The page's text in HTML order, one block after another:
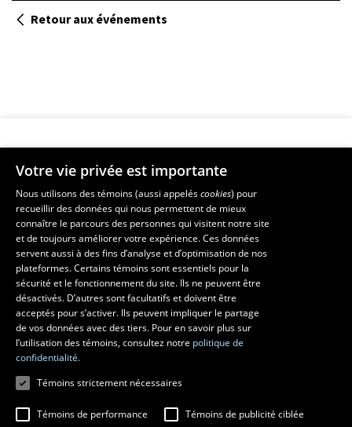
Retour aux événements
Faculté de musique
Pavillon Louis-Jacques-Casault
1055, avenue du Séminaire, Québec (Québec)  G1V 0A6
Téléphone: 418 656-7061
Suivez-nous sur Facebook
Suivez-nous sur YouTube
Votre vie privée est importante
Nous utilisons des témoins (aussi appeléscookies) pour
recueillir des données qui nous permettent de mieux
connaître le parcours des personnes qui visitent notre site
et de toujours améliorer votre expérience. Ces données
servent aussi à des fins d’analyse et d’optimisation de nos
plateformes. Certains témoins sont essentiels pour la
sécurité et le fonctionnement du site. Ils ne peuvent être
désactivés. D’autres sont facultatifs et doivent être
acceptés pour s’activer. Ils peuvent impliquer le partage
de vos données avec des tiers. Pour en savoir plus sur
l’utilisation des témoins, consultez notre politique de
confidentialité.
Témoins strictement nécessaires
Témoins de performance Témoins de publicité ciblée